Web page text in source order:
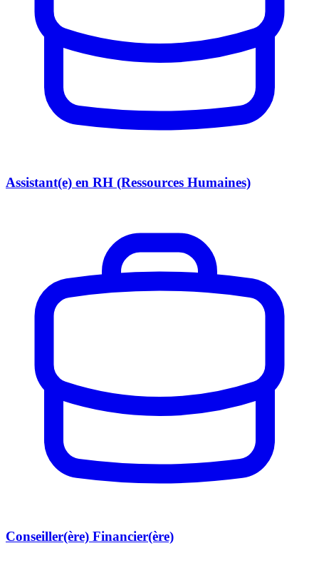
Assistant(e) en RH (Ressources Humaines)
Conseiller(ère) Financier(ère)